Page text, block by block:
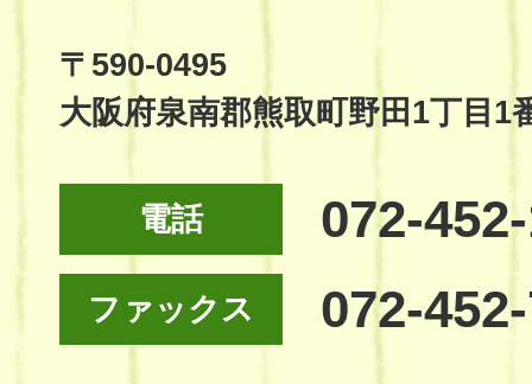
Site
〒590-0495
大阪府泉南郡熊取町野田1丁目1
電話 072-
ファックス 072-